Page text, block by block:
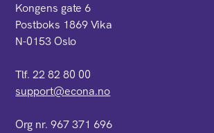
Kongens gate 6
Postboks 1869 Vika
N-0153 Oslo
Tlf. 22 82 80 00
support@econa.no
Org nr. 967 371 696